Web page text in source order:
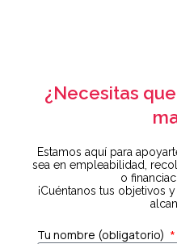
¿Necesitas
Estamos aquí para
sea en empleabilidad,
o
¡Cuéntanos tus objetivos
Tu nombre (obligatorio)